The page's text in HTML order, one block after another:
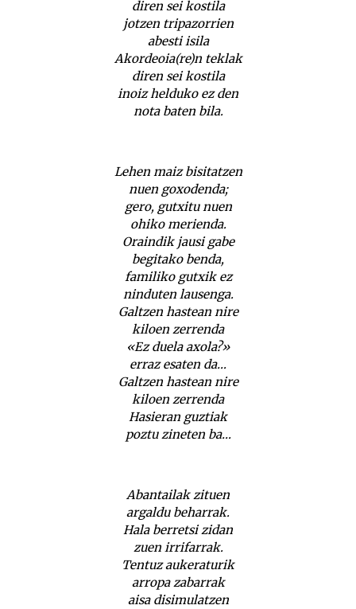
diren sei kostila
jotzen tripazorrien
abesti isila
Akordeoia(re)n teklak
diren sei kostila
inoiz helduko ez den
nota baten bila.
Lehen maiz bisitatzen
nuen goxodenda;
gero, gutxitu nuen
ohiko merienda.
Oraindik jausi gabe
begitako benda,
familiko gutxik ez
ninduten lausenga.
Galtzen hastean nire
kiloen zerrenda
«Ez duela axola?»
erraz esaten da…
Galtzen hastean nire
kiloen zerrenda
Hasieran guztiak
poztu zineten ba…
Abantailak zituen
argaldu beharrak.
Hala berretsi zidan
zuen irrifarrak.
Tentuz aukeraturik
arropa zabarrak
aisa disimulatzen